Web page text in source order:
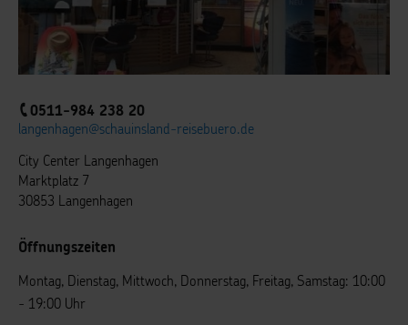
0511-984 238 20
langenhagen@schauinsland-reisebuero.de
City Center Langenhagen
Marktplatz 7
30853 Langenhagen
Öffnungszeiten
Montag, Dienstag, Mittwoch, Donnerstag, Freitag, Samstag: 10:00
- 19:00 Uhr